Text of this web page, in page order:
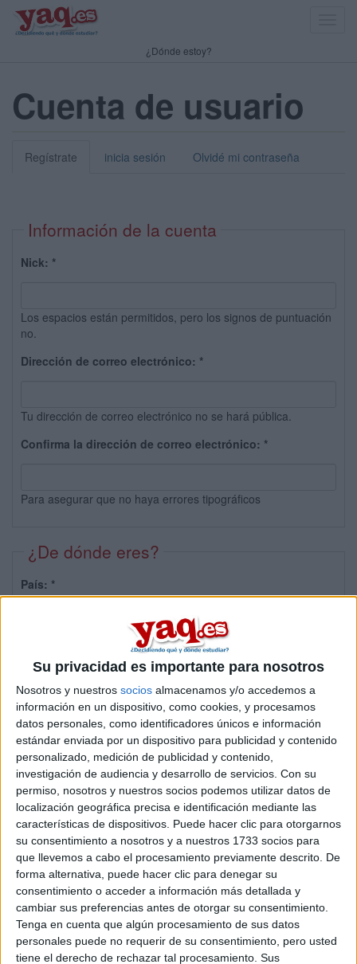
Su privacidad es importante para nosotros
Nosotros y nuestros socios almacenamos y/o accedemos a
información en un dispositivo, como cookies, y procesamos
datos personales, como identificadores únicos e información
estándar enviada por un dispositivo para publicidad y contenido
personalizado, medición de publicidad y contenido,
investigación de audiencia y desarrollo de servicios. Con su
permiso, nosotros y nuestros socios podemos utilizar datos de
localización geográfica precisa e identificación mediante las
características de dispositivos. Puede hacer clic para otorgarnos
su consentimiento a nosotros y a nuestros 1733 socios para
que llevemos a cabo el procesamiento previamente descrito. De
forma alternativa, puede hacer clic para denegar su
consentimiento o acceder a información más detallada y
cambiar sus preferencias antes de otorgar su consentimiento.
Tenga en cuenta que algún procesamiento de sus datos
personales puede no requerir de su consentimiento, pero usted
tiene el derecho de rechazar tal procesamiento. Sus
¿Dónde estoy?
Cuenta de usuario
Regístrate inicia sesión Olvidé mi contraseña
Información de la cuenta
Nick: *
Los espacios están permitidos, pero los signos de puntuación
no.
Dirección de correo electrónico: *
Tu dirección de correo electrónico no se hará pública.
Confirma la dirección de correo electrónico: *
Para asegurar que no haya errores tipográficos
¿De dónde eres?
País: *
Sobre ti
Soy:*
Chico
Chica
¿En qué año terminas (o terminaste) bachillerato o FP?
Soy estudiante de:*